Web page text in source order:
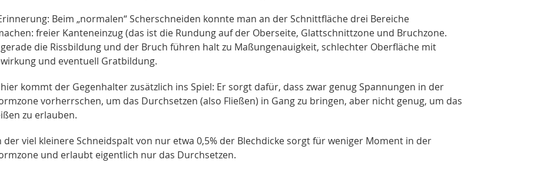
Beim „normalen“ Scherschneiden konnte man an der Schnittfläche drei Bereiche
freier Kanteneinzug (das ist die Rundung auf der Oberseite, Glattschnittzone und Bruchzone.
die Rissbildung und der Bruch führen halt zu Maßungenauigkeit, schlechter Oberfläche mit
und eventuell Gratbildung.
kommt der Gegenhalter zusätzlich ins Spiel: Er sorgt dafür, dass zwar genug Spannungen in der
vorherrschen, um das Durchsetzen (also Fließen) in Gang zu bringen, aber nicht genug, um das
zu erlauben.
der viel kleinere Schneidspalt von nur etwa 0,5% der Blechdicke sorgt für weniger Moment in der
und erlaubt eigentlich nur das Durchsetzen.